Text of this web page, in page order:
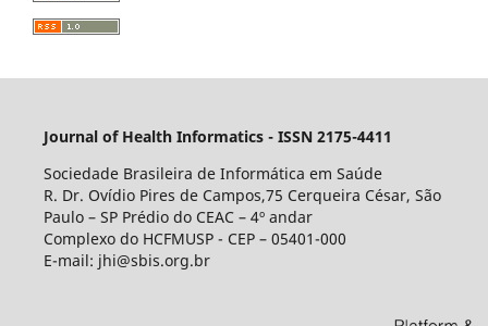
Journal of Health Informatics - ISSN 2175-4411
Sociedade Brasileira de Informática em Saúde
R. Dr. Ovídio Pires de Campos,75 Cerqueira César, São
Paulo – SP Prédio do CEAC – 4º andar
Complexo do HCFMUSP - CEP – 05401-000
E-mail: jhi@sbis.org.br